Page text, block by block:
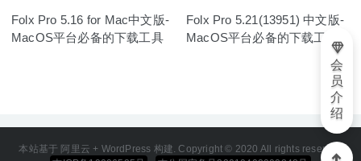
Folx Pro 5.16 for Mac中文版-
MacOS平台必备的下载工具
Folx Pro 5.21(13951) 中文版-
MacOS平台必备的下载工具
本站基于 阿里云 + WordPress 构建. Copyright © 2020 All rights reserved
会
员
介
绍